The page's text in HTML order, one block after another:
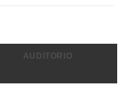
AUDITORIO